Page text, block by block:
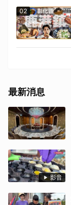
02
最新消息
影音